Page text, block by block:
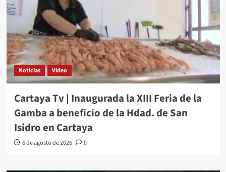
Noticias Video
Cartaya Tv | Inaugurada la XIII Feria de la
Gamba a beneficio de la Hdad. de San
Isidro en Cartaya
6 de agosto de 2026 0